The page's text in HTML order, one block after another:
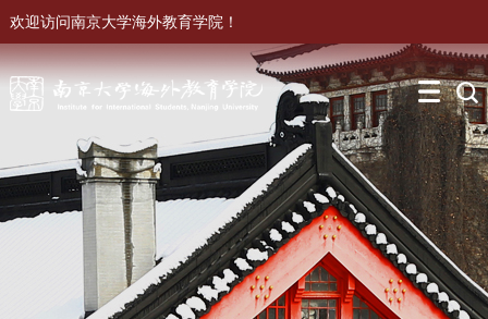
欢迎访问南京大学海外教育学院！